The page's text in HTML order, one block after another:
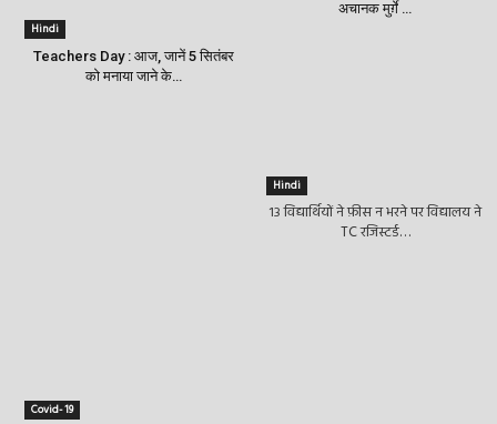
Hindi
Teachers Day : आज, जानें 5 सितंबर
को मनाया जाने के…
अचानक मुर्ग़े …
Hindi
१३ विद्यार्थियों ने फ़ीस न भरने पर विद्यालय ने
TC रजिस्टर्ड…
Covid- 19